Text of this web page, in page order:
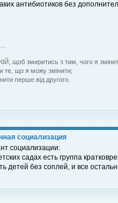
антибиотиков без
щоб змиритись з тим, чого я
те, що я можу змiнити;
перше вiд другого.
социализация
социализации:
садах есть группа
детей без соплей, и все